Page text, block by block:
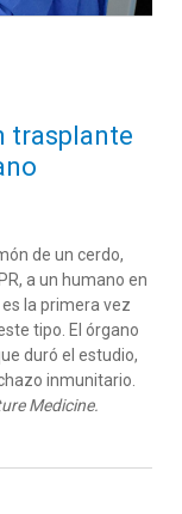
trasplante
de un cerdo,
a un humano en
la primera vez
tipo. El órgano
duró el estudio,
inmunitario.
Medicine.